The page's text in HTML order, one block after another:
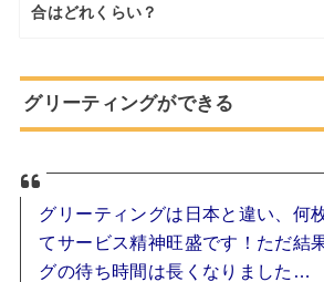
合はどれくらい？
グリーティングができる
グリーティングは日本と違い、何
てサービス精神旺盛です！ただ結
グの待ち時間は長くなりました…